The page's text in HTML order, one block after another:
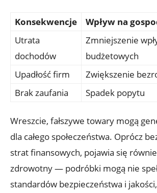
Konsekwencje
Wpływ na
Utrata
dochodów
Zmniejszenie
budżetowych
Upadłość firm
Zwiększenie
Brak zaufania
Spadek popytu
Wreszcie, fałszywe towary mogą
dla całego społeczeństwa. Oprócz
strat finansowych, pojawia się
zdrowotny — podróbki mogą nie
standardów bezpieczeństwa i